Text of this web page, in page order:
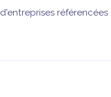
d'entreprises